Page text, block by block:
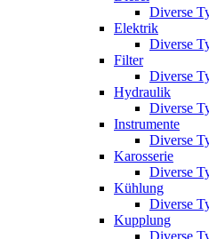
Diverse
Elektrik
Diverse
Filter
Diverse
Hydraulik
Diverse
Instrumente
Diverse
Karosserie
Diverse
Kühlung
Diverse
Kupplung
Diverse